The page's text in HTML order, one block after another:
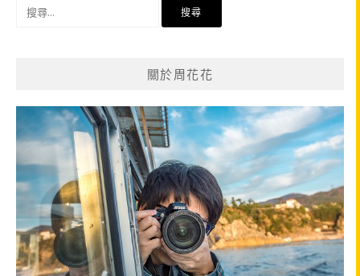
關於周花花